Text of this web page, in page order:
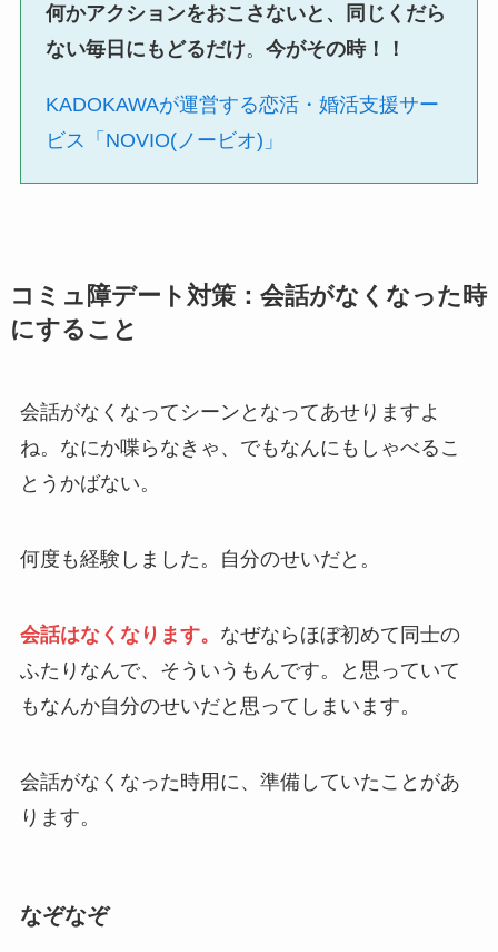
何かアクションをおこさないと、同じくだら
ない毎日にもどるだけ。今がその時！！
KADOKAWAが運営する恋活・婚活支援サー
ビス「NOVIO(ノービオ)」
コミュ障デート対策：会話がなくなった時
にすること
会話がなくなってシーンとなってあせりますよ
ね。なにか喋らなきゃ、でもなんにもしゃべるこ
とうかばない。
何度も経験しました。自分のせいだと。
会話はなくなります。 なぜならほぼ初めて同士の
ふたりなんで、そういうもんです。と思っていて
もなんか自分のせいだと思ってしまいます。
会話がなくなった時用に、準備していたことがあ
ります。
なぞなぞ